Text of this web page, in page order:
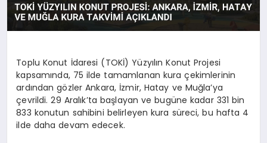
Toplu Konut İdaresi (TOKİ) Yüzyılın Konut Projesi
kapsamında, 75 ilde tamamlanan kura çekimlerinin
ardından gözler Ankara, İzmir, Hatay ve Muğla’ya
çevrildi. 29 Aralık’ta başlayan ve bugüne kadar 331 bin
833 konutun sahibini belirleyen kura süreci, bu hafta 4
ilde daha devam edecek.